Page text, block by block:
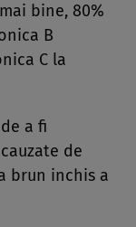
bine, 80%
B
C la
a fi
de
brun inchis a